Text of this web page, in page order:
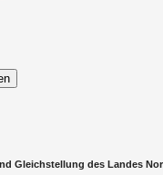
Gleichstellung des Landes